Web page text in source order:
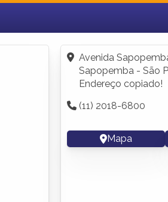
Fazer login
Criar conta
Avenida
Sapopemba - São
Endereço copiado!
(11) 2018-6800
Mapa